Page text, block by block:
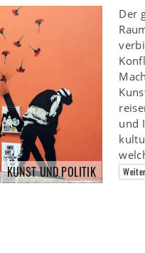
KUNST UND POLITIK
Der
und